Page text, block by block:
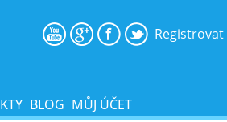
BLOG MŮJ ÚČET